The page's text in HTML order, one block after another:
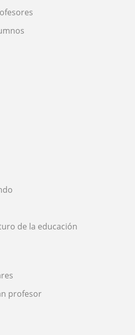
de la educación
profesor